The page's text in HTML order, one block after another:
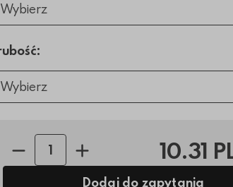
Wybierz
Wybierz
Ilość sztuk: 10.31
Dodaj do zapytania